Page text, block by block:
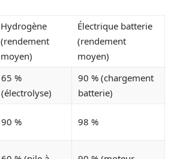
Hydrogène
(rendement
moyen)
Électrique batterie
(rendement
moyen)
65 %
(électrolyse)
90 % (chargement
batterie)
90 % 98 %